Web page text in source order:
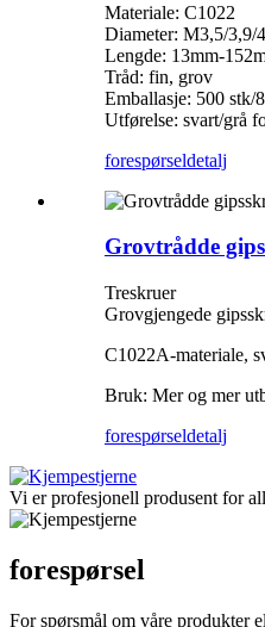
Materiale: C1022
Diameter: M3,5/3,9/
Lengde: 13mm-
Tråd: fin, grov
Emballasje: 500 stk/
Utførelse: svart/grå
forespørseldetalj
Grovtrådde
Treskruer
Grovgjengede
C1022A-materiale,
Bruk: Mer og mer
forespørseldetalj
Vi er profesjonell produsent for
forespørsel
For spørsmål om våre produkter